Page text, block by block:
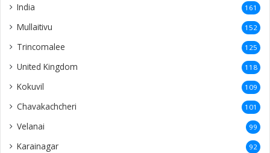
India 161
Mullaitivu 152
Trincomalee 125
United Kingdom 118
Kokuvil 109
Chavakachcheri 101
Velanai 99
Karainagar 92